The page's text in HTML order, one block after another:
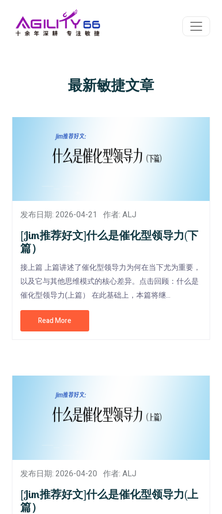
最新敏捷文章
发布日期: 2026-04-21 作者: ALJ
[Jim推荐好文]什么是催化型领导力(下
篇）
接上篇 上篇讲述了催化型领导力为何在当下尤为重要，
以及它与其他思维模式的核心差异。点击回顾：什么是
催化型领导力(上篇） 在此基础上，本篇将继...
Read More
发布日期: 2026-04-20 作者: ALJ
[Jim推荐好文]什么是催化型领导力(上
篇）